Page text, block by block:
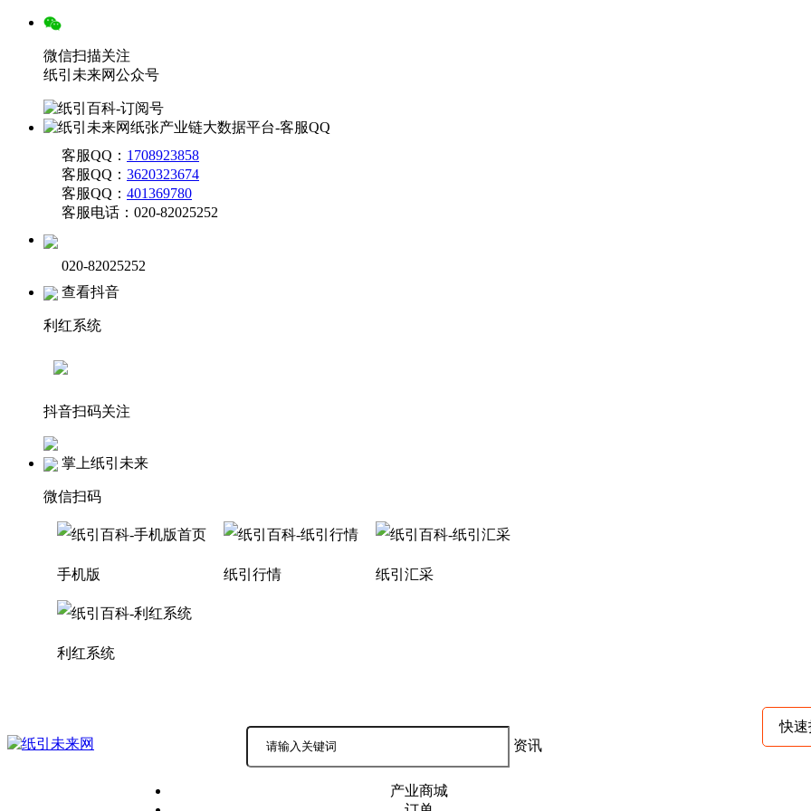
微信扫描关注
纸引未来网公众号
客服QQ： 1708923858
客服QQ： 3620323674
客服QQ： 401369780
客服电话：020-82025252
020-82025252
查看抖音
利红系统
抖音扫码关注
掌上纸引未来
微信扫码
手机版 纸引行情 纸引汇采
利红系统
资讯
产业商城
快